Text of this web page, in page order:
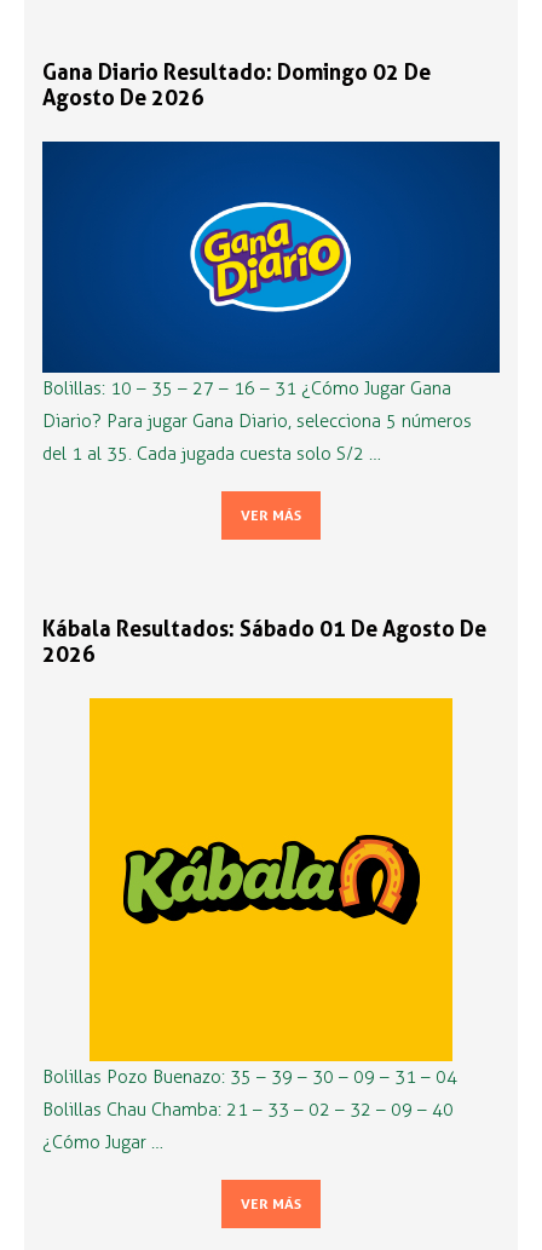
Gana Diario Resultado: Domingo 02 De
Agosto De 2026
Bolillas: 10 – 35 – 27 – 16 – 31 ¿Cómo Jugar Gana
Diario? Para jugar Gana Diario, selecciona 5 números
del 1 al 35. Cada jugada cuesta solo S/2 …
VER MÁS
Kábala Resultados: Sábado 01 De Agosto De
2026
Bolillas Pozo Buenazo: 35 – 39 – 30 – 09 – 31 – 04
Bolillas Chau Chamba: 21 – 33 – 02 – 32 – 09 – 40
¿Cómo Jugar …
VER MÁS